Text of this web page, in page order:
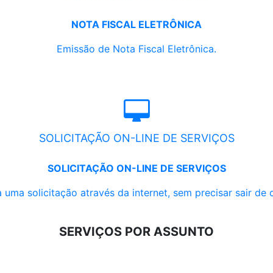
NOTA FISCAL ELETRÔNICA
Emissão de Nota Fiscal Eletrônica.
SOLICITAÇÃO ON-LINE DE SERVIÇOS
SOLICITAÇÃO ON-LINE DE SERVIÇOS
uma solicitação através da internet, sem precisar sair de
SERVIÇOS POR ASSUNTO